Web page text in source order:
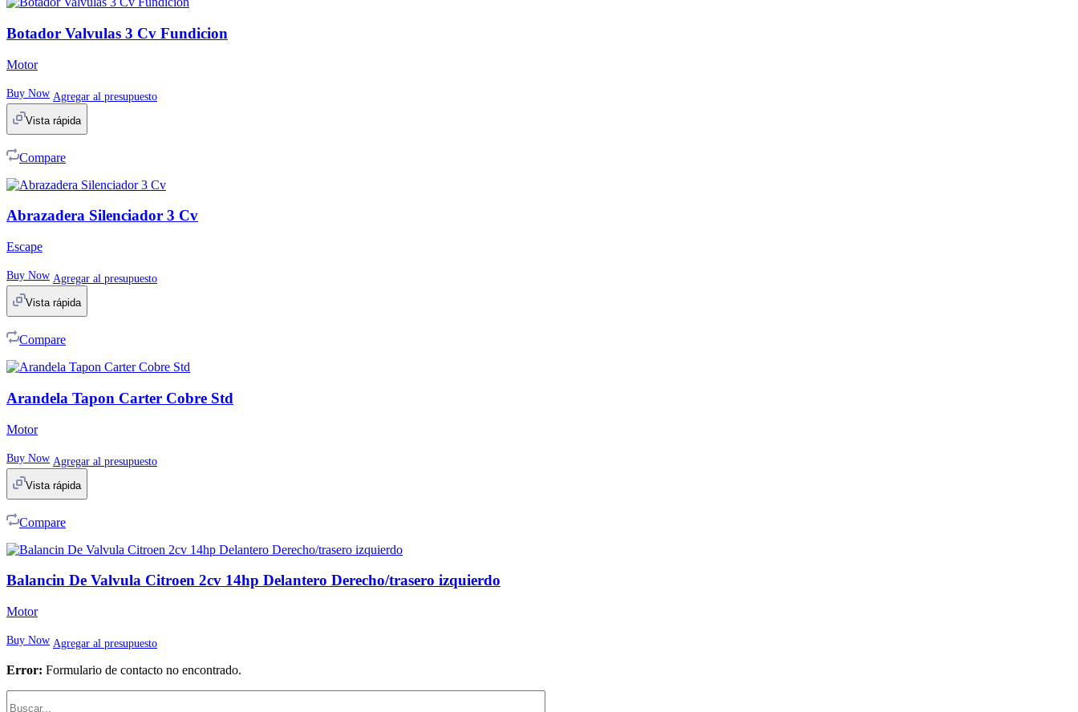
Botador Valvulas 3 Cv Fundicion
Motor
Buy Now Agregar al presupuesto
Vista rápida
Compare
Abrazadera Silenciador 3 Cv
Escape
Buy Now Agregar al presupuesto
Vista rápida
Compare
Arandela Tapon Carter Cobre Std
Motor
Buy Now Agregar al presupuesto
Vista rápida
Compare
Balancin De Valvula Citroen 2cv 14hp Delantero Derecho/trasero izquierdo
Motor
Buy Now Agregar al presupuesto
Error: Formulario de contacto no encontrado.